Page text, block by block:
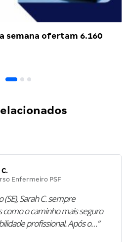
semana ofertam 6.160
Enfermeiro PSF
(SE), Sarah C. sempre
como o caminho mais seguro
profissional. Após o…”